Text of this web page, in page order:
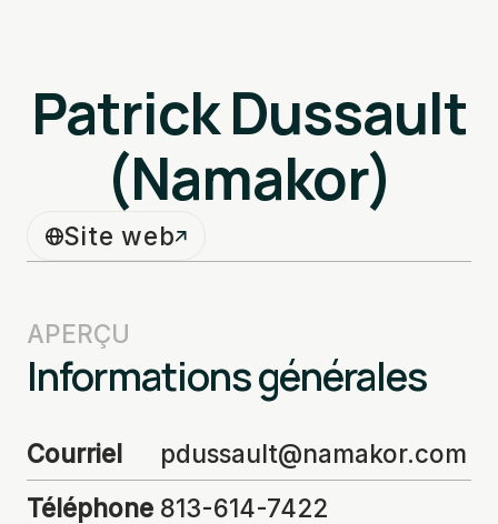
Patrick Dussault
(Namakor)
Site web
APERÇU
Informations générales
Courriel
pdussault@namakor.com
Téléphone 813-614-7422